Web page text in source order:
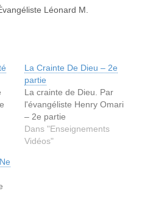
Léonard M.
La Crainte De Dieu – 2e
partie
La crainte de Dieu. Par
l'évangéliste Henry Omari
– 2e partie
Dans "Enseignements
Vidéos"